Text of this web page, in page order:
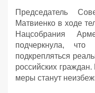
Председатель
Матвиенко в ходе
Нацсобрания
подчеркнула,
подкрепляться
российских
меры станут